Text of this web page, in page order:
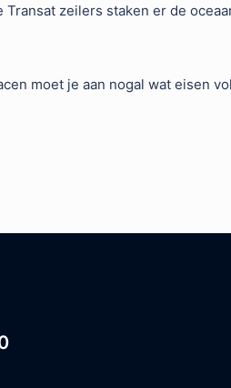
zeilers staken er de
moet je aan nogal wat eisen